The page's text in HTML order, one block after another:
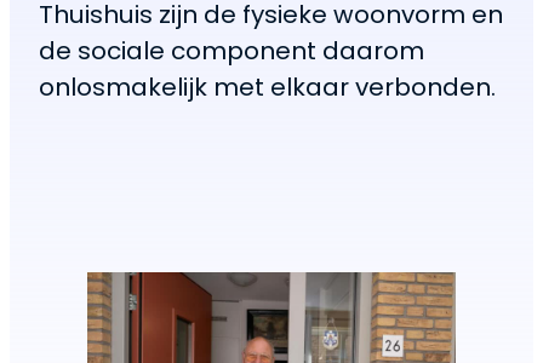
Thuishuis zijn de fysieke woonvorm en
de sociale component daarom
onlosmakelijk met elkaar verbonden.